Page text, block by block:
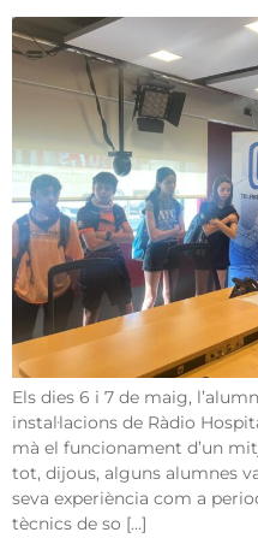
Els dies 6 i 7 de maig,
instal·lacions de Ràdio
mà el funcionament d’un
tot, dijous, alguns alumnes
seva experiència com a
tècnics de so […]